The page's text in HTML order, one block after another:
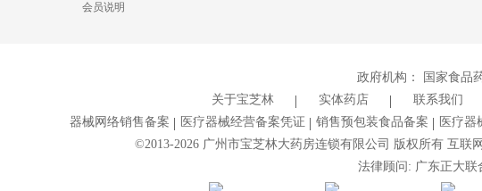
会员说明
政府机构： 国家食品
关于宝芝林
实体药店 联系我们
器械网络销售备案
医疗器械经营备案凭证 销售预包装食品备案 医疗器
©2013-2026广州市宝芝林大药房连锁有限公司 版权所有 互联
法律顾问: 广东正大